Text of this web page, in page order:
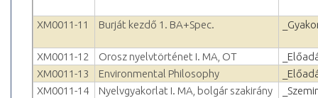
XM0011-11 Burját kezdő 1. BA+Spec.
XM0011-12 Orosz nyelvtörténet I. MA, OT
XM0011-13
Environmental Philosophy
XM0011-14
Nyelvgyakorlat I. MA, bolgár szakirány